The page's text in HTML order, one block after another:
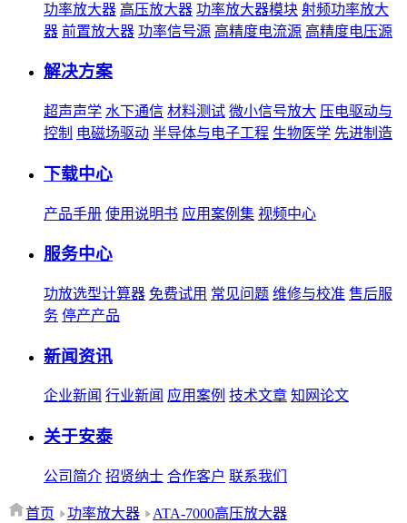
功率放大器 高压放大器 功率放大器模块 射频功率放大
器 前置放大器 功率信号源 高精度电流源 高精度电压源
解决方案
超声声学 水下通信 材料测试 微小信号放大 压电驱动与
控制 电磁场驱动 半导体与电子工程 生物医学 先进制造
下载中心
产品手册 使用说明书 应用案例集 视频中心
服务中心
功放选型计算器 免费试用 常见问题 维修与校准 售后服
务 停产产品
新闻资讯
企业新闻 行业新闻 应用案例 技术文章 知网论文
关于安泰
公司简介 招贤纳士 合作客户 联系我们
首页 功率放大器
ATA-7000高压放大器